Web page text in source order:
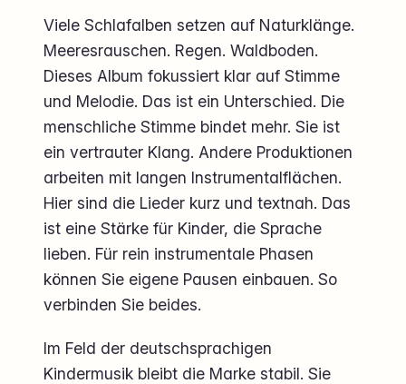
Viele Schlafalben setzen auf Naturklänge.
Meeresrauschen. Regen. Waldboden.
Dieses Album fokussiert klar auf Stimme
und Melodie. Das ist ein Unterschied. Die
menschliche Stimme bindet mehr. Sie ist
ein vertrauter Klang. Andere Produktionen
arbeiten mit langen Instrumentalflächen.
Hier sind die Lieder kurz und textnah. Das
ist eine Stärke für Kinder, die Sprache
lieben. Für rein instrumentale Phasen
können Sie eigene Pausen einbauen. So
verbinden Sie beides.
Im Feld der deutschsprachigen
Kindermusik bleibt die Marke stabil. Sie